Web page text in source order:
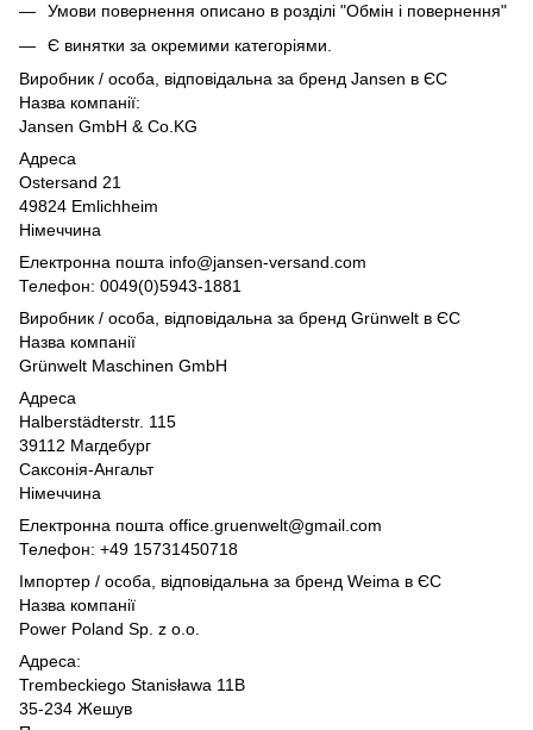
Умови повернення описано в розділі "Обмін і повернення"
Є винятки за окремими категоріями.
Виробник / особа, відповідальна за бренд Jansen в ЄС
Назва компанії:
Jansen GmbH & Co.KG
Адреса
Ostersand 21
49824 Emlichheim
Німеччина
Електронна пошта info@jansen-versand.com
Телефон: 0049(0)5943-1881
Виробник / особа, відповідальна за бренд Grünwelt в ЄС
Назва компанії
Grünwelt Maschinen GmbH
Адреса
Halberstädterstr. 115
39112 Магдебург
Саксонія-Ангальт
Німеччина
Електронна пошта office.gruenwelt@gmail.com
Телефон: +49 15731450718
Імпортер / особа, відповідальна за бренд Weima в ЄС
Назва компанії
Power Poland Sp. z o.o.
Адреса:
Trembeckiego Stanisława 11B
35-234 Жешув